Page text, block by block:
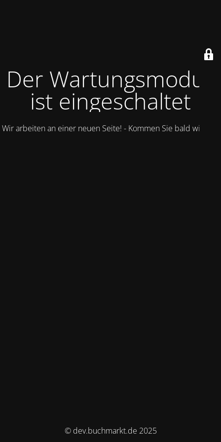
Der Wartungsmodus
ist eingeschaltet
Wir arbeiten an einer neuen Seite! - Kommen Sie bald wieder.
© dev.buchmarkt.de 2025